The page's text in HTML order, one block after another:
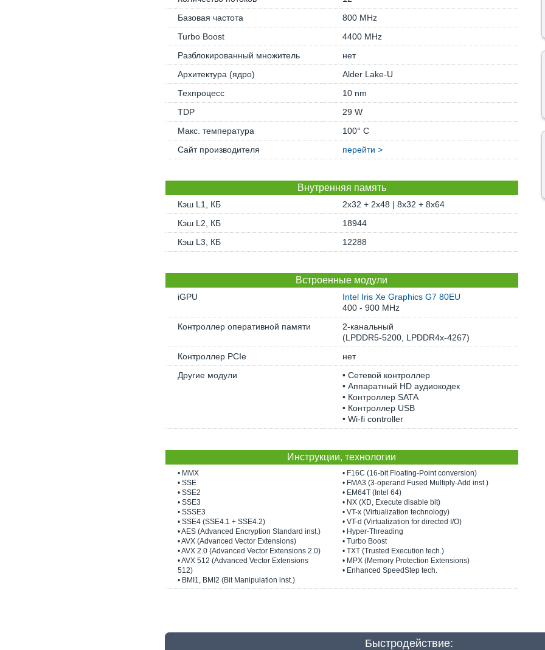
Базовая частота
800 MHz
Turbo Boost
4400 MHz
Разблокированный множитель
нет
Архитектура (ядро)
Alder Lake-U
Техпроцесс
10 nm
TDP
29 W
Макс. температура
100° C
Сайт производителя
перейти >
Внутренняя память
Кэш L1, КБ
2x32 + 2x48 | 8x32 + 8x64
Кэш L2, КБ
18944
Кэш L3, КБ
12288
Встроенные модули
iGPU
Intel Iris Xe Graphics G7 80EU
400 - 900 MHz
Контроллер оперативной памяти
2-канальный
(LPDDR5-5200, LPDDR4x-4267)
Контроллер PCIe
нет
Другие модули
• Сетевой контроллер
• Аппаратный HD аудиокодек
• Контроллер SATA
• Контроллер USB
• Wi-fi controller
Инструкции, технологии
• MMX
• SSE
• SSE2
• SSE3
• SSSE3
• SSE4 (SSE4.1 + SSE4.2)
• AES (Advanced Encryption Standard inst.)
• AVX (Advanced Vector Extensions)
• AVX 2.0 (Advanced Vector Extensions 2.0)
• AVX 512 (Advanced Vector Extensions
512)
• BMI1, BMI2 (Bit Manipulation inst.)
• F16C (16-bit Floating-Point conversion)
• FMA3 (3-operand Fused Multiply-Add inst.)
• EM64T (Intel 64)
• NX (XD, Execute disable bit)
• VT-x (Virtualization technology)
• VT-d (Virtualization for directed I/O)
• Hyper-Threading
• Turbo Boost
• TXT (Trusted Execution tech.)
• MPX (Memory Protection Extensions)
• Enhanced SpeedStep tech.
Быстродействие: